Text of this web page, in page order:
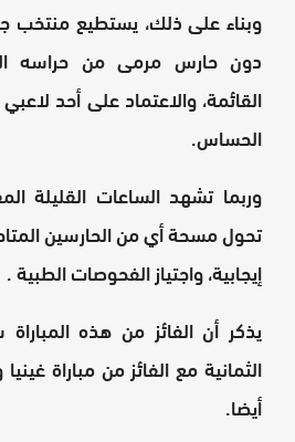
وبناء على ذلك، يستطيع منتخب
دون حارس مرمى من حراسه
القائمة، والاعتماد على أحد
الحساس.
وربما تشهد الساعات القليلة
تحول مسحة أي من الحارسين
إيجابية، واجتياز الفحوصات الطبية .
يذكر أن الفائز من هذه
الثمانية مع الفائز من مباراة
أيضا.